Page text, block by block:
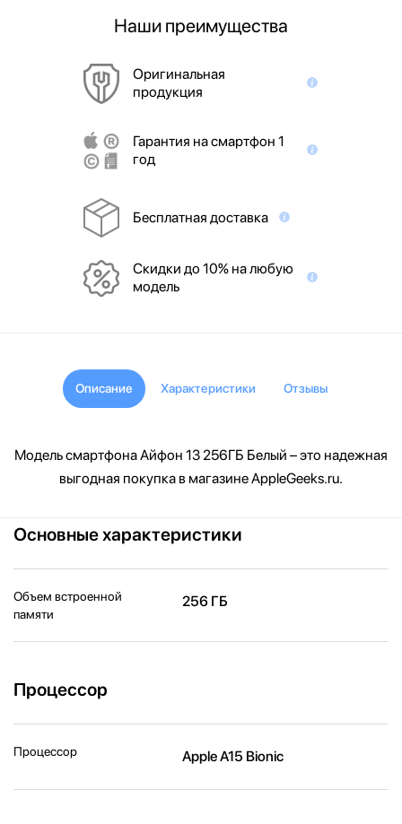
Наши преимущества
Оригинальная
продукция
Гарантия на смартфон 1
год
Бесплатная доставка
Скидки до 10% на любую
модель
Описание Характеристики Отзывы
Модель смартфона Айфон 13 256ГБ Белый – это надежная
выгодная покупка в магазине AppleGeeks.ru.
Основные характеристики
Объем встроенной
памяти
256 ГБ
Процессор
Процессор Apple A15 Bionic